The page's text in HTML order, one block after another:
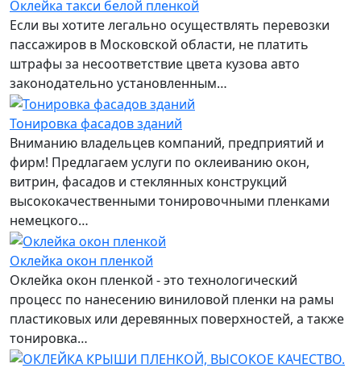
Оклейка такси белой пленкой
Если вы хотите легально осуществлять перевозки
пассажиров в Московской области, не платить
штрафы за несоответствие цвета кузова авто
законодательно установленным…
Тонировка фасадов зданий
Вниманию владельцев компаний, предприятий и
фирм! Предлагаем услуги по оклеиванию окон,
витрин, фасадов и стеклянных конструкций
высококачественными тонировочными пленками
немецкого…
Оклейка окон пленкой
Оклейка окон пленкой - это технологический
процесс по нанесению виниловой пленки на рамы
пластиковых или деревянных поверхностей, а также
тонировка…